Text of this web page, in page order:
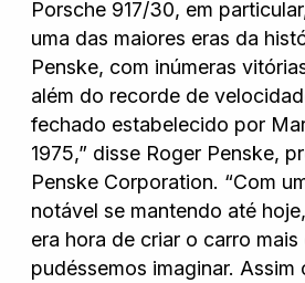
Porsche 917/30, em
uma das maiores eras da
Penske, com inúmeras
além do recorde de
fechado estabelecido por
1975,” disse Roger Penske,
Penske Corporation. “Com
notável se mantendo até
era hora de criar o carro
pudéssemos imaginar. Assim